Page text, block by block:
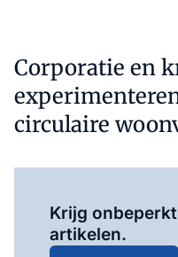
Corporatie en
circulaire
Krijg
artikelen.